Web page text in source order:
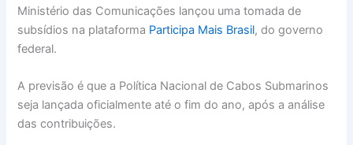
Ministério das Comunicações lançou uma tomada de
subsídios na plataforma Participa Mais Brasil, do governo
federal.
A previsão é que a Política Nacional de Cabos Submarinos
seja lançada oficialmente até o fim do ano, após a análise
das contribuições.